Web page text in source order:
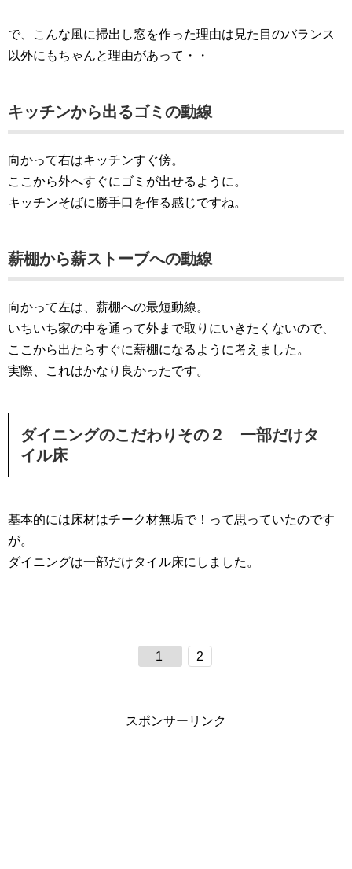
で、こんな風に掃出し窓を作った理由は見た目のバランス
以外にもちゃんと理由があって・・
キッチンから出るゴミの動線
向かって右はキッチンすぐ傍。
ここから外へすぐにゴミが出せるように。
キッチンそばに勝手口を作る感じですね。
薪棚から薪ストーブへの動線
向かって左は、薪棚への最短動線。
いちいち家の中を通って外まで取りにいきたくないので、
ここから出たらすぐに薪棚になるように考えました。
実際、これはかなり良かったです。
ダイニングのこだわりその２ 一部だけタ
イル床
基本的には床材はチーク材無垢で！って思っていたのです
が。
ダイニングは一部だけタイル床にしました。
1 2
スポンサーリンク